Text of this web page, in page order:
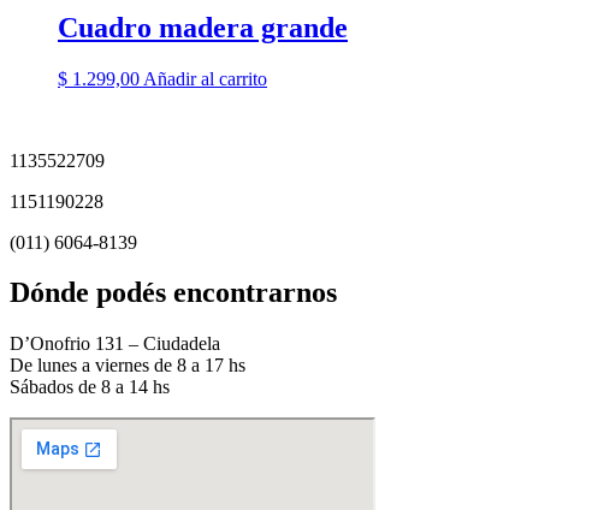
Cuadro madera grande
$ 1.299,00 Añadir al carrito
1135522709
1151190228
(011) 6064-8139
Dónde podés encontrarnos
D’Onofrio 131 – Ciudadela
De lunes a viernes de 8 a 17 hs
Sábados de 8 a 14 hs